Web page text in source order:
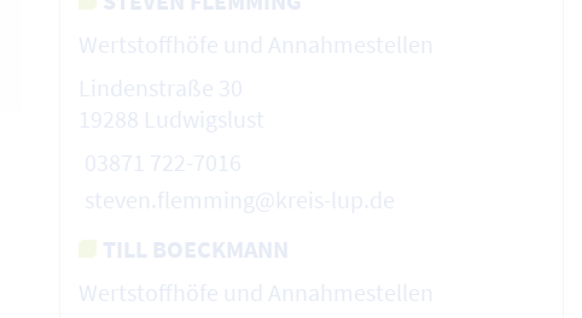
Wertstoffhöfe und Annahmestellen
Lindenstraße 30
19288 Ludwigslust
03871 722-7016
steven.flemming@kreis-lup.de
TILL BOECKMANN
Wertstoffhöfe und Annahmestellen